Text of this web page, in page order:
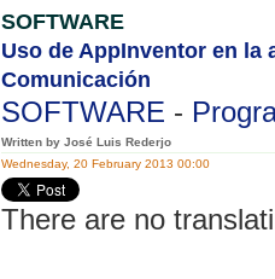
SOFTWARE
Uso de AppInventor en la
Comunicación
SOFTWARE -
Written by José Luis Rederjo
Wednesday, 20 February 2013 00:00
There are no